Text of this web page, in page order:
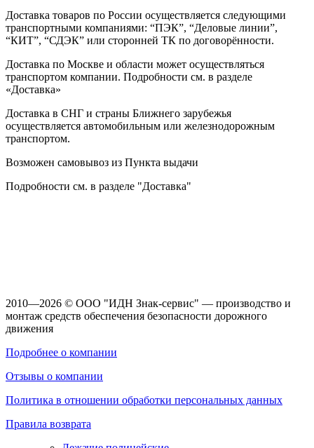
Доставка товаров по России осуществляется следующими
транспортными компаниями: “ПЭК”, “Деловые линии”,
“КИТ”, “СДЭК” или сторонней ТК по договорённости.
Доставка по Москве и области может осуществляться
транспортом компании. Подробности см. в разделе
«Доставка»
Доставка в СНГ и страны Ближнего зарубежья
осуществляется автомобильным или железнодорожным
транспортом.
Возможен самовывоз из Пункта выдачи
Подробности см. в разделе "Доставка"
2010—2026 © ООО "ИДН Знак-сервис" — производство и
монтаж средств обеспечения безопасности дорожного
движения
Подробнее о компании
Отзывы о компании
Политика в отношении обработки персональных данных
Правила возврата